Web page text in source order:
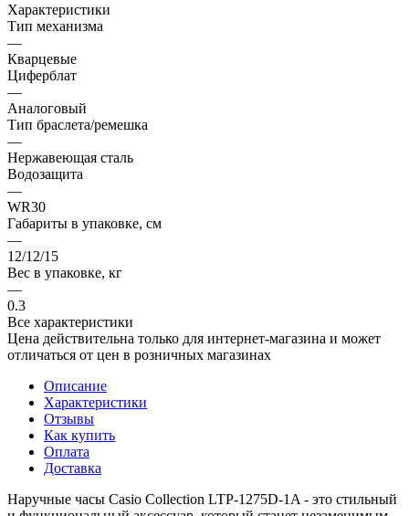
Характеристики
Тип механизма
—
Кварцевые
Циферблат
—
Аналоговый
Тип браслета/ремешка
—
Нержавеющая сталь
Водозащита
—
WR30
Габариты в упаковке, см
—
12/12/15
Вес в упаковке, кг
—
0.3
Все характеристики
Цена действительна только для интернет-магазина и может
отличаться от цен в розничных магазинах
Описание
Характеристики
Отзывы
Как купить
Оплата
Доставка
Наручные часы Casio Collection LTP-1275D-1A - это стильный